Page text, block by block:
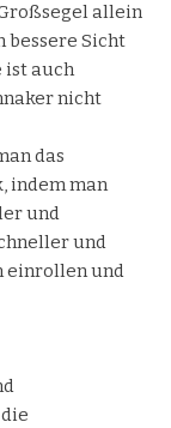
allein
bessere Sicht
ist auch
nicht
das
indem man
und
und
einrollen und